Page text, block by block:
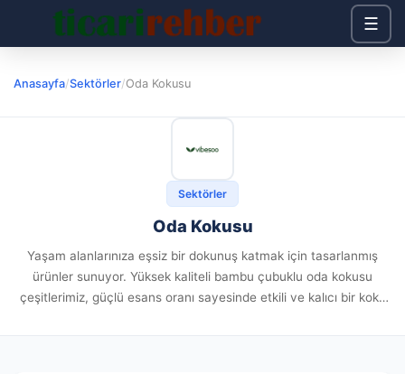
☰
Anasayfa/Sektörler/Oda Kokusu
Sektörler
Oda Kokusu
Yaşam alanlarınıza eşsiz bir dokunuş katmak için tasarlanmış
ürünler sunuyor. Yüksek kaliteli bambu çubuklu oda kokusu
çeşitlerimiz, güçlü esans oranı sayesinde etkili ve kalıcı bir koku